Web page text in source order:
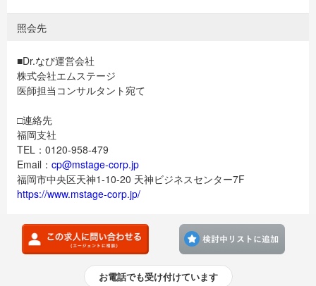
照会先
■Dr.なび運営会社
株式会社エムステージ
医師担当コンサルタント宛て
□連絡先
福岡支社
TEL：0120-958-479
Email： cp@mstage-corp.jp
福岡市中央区天神1-10-20 天神ビジネスセンター7F
https://www.mstage-corp.jp/
お電話でも受け付けています